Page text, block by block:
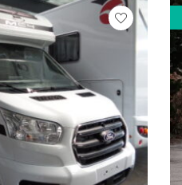
Veuillez